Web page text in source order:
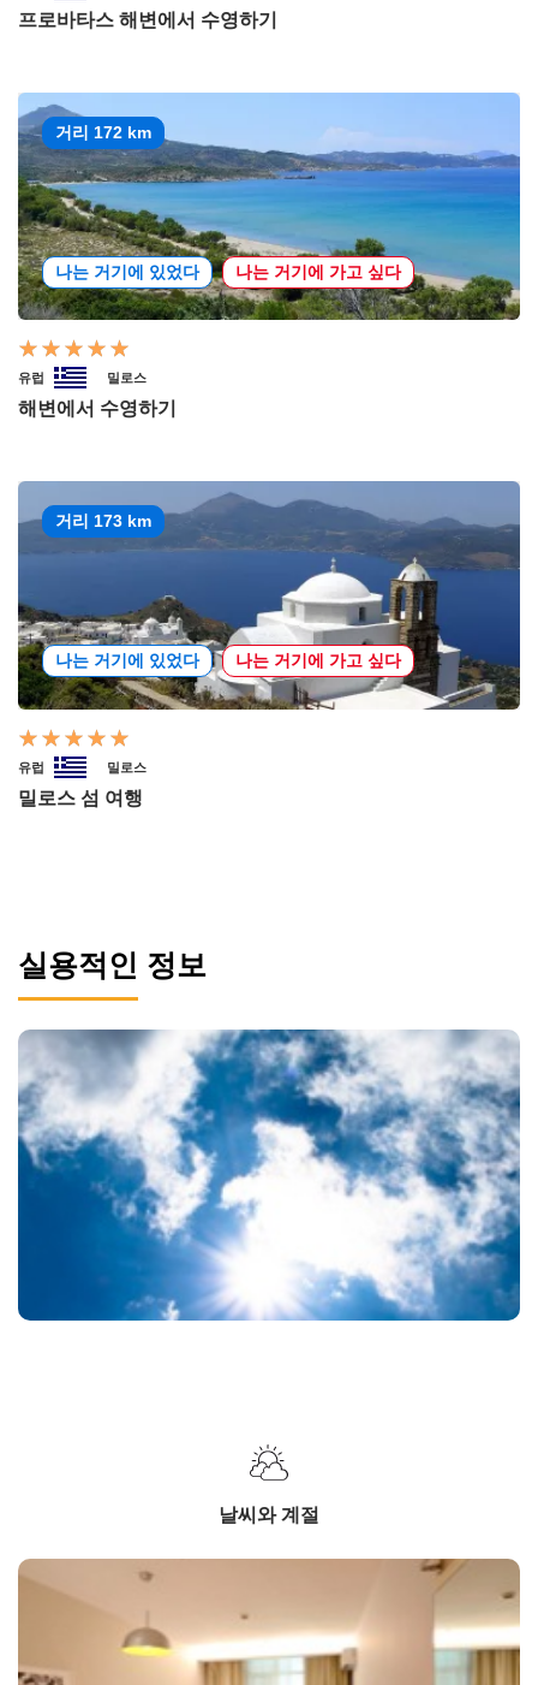
프로바타스 해변에서 수영하기
거리 172 km
나는 거기에 있었다 나는 거기에 가고 싶다
유럽 밀로스
해변에서 수영하기
거리 173 km
나는 거기에 있었다 나는 거기에 가고 싶다
유럽 밀로스
밀로스 섬 여행
실용적인 정보
날씨와 계절